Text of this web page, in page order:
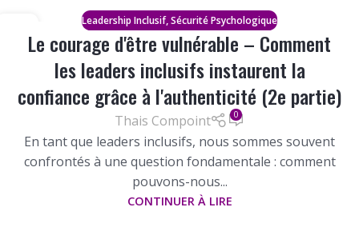
Leadership Inclusif, Sécurité Psychologique
Le courage d'être vulnérable – Comment
les leaders inclusifs instaurent la
confiance grâce à l'authenticité (2e partie)
Thais Compoint 0
En tant que leaders inclusifs, nous sommes souvent
confrontés à une question fondamentale : comment
pouvons-nous...
CONTINUER À LIRE